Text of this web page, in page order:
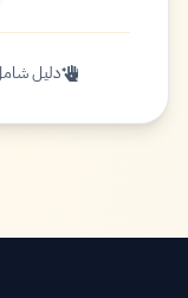
دليل